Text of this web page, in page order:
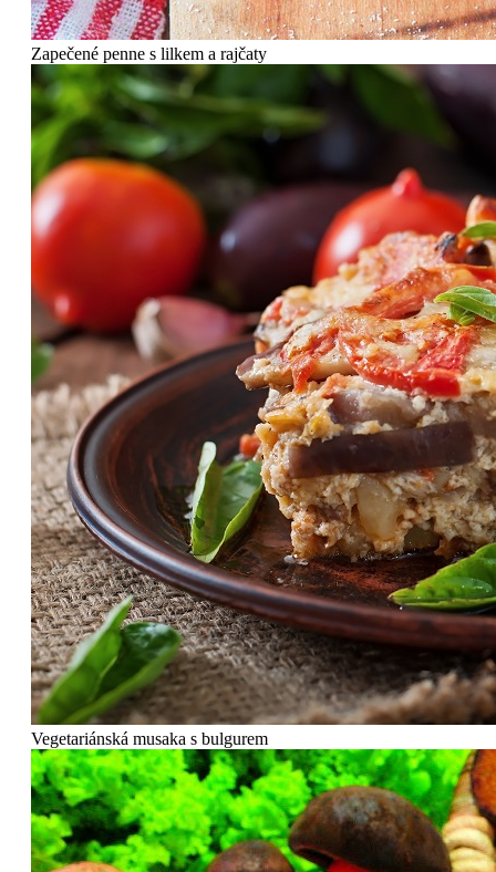
Zapečené penne s lilkem a rajčaty
Vegetariánská musaka s bulgurem